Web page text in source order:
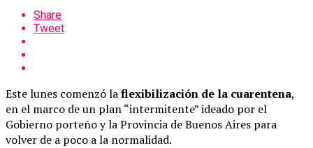
Share
Tweet
Este lunes comenzó laflexibilización de la cuarentena,
en el marco de un plan “intermitente” ideado por el
Gobierno porteño y la Provincia de Buenos Aires para
volver de a poco a la normalidad.